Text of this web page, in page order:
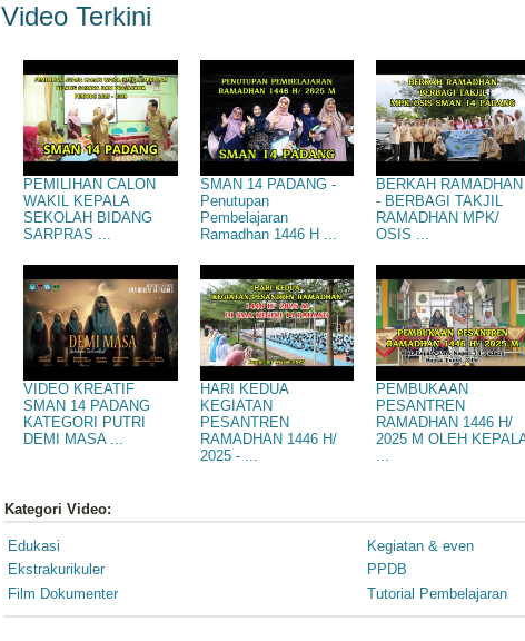
Video Terkini
PEMILIHAN CALON
WAKIL KEPALA
SEKOLAH BIDANG
SARPRAS ...
SMAN 14 PADANG -
Penutupan
Pembelajaran
Ramadhan 1446 H ...
BERKAH RAMADHAN
- BERBAGI TAKJIL
RAMADHAN MPK/
OSIS ...
VIDEO KREATIF
SMAN 14 PADANG
KATEGORI PUTRI
DEMI MASA ...
HARI KEDUA
KEGIATAN
PESANTREN
RAMADHAN 1446 H/
2025 - ...
PEMBUKAAN
PESANTREN
RAMADHAN 1446 H/
2025 M OLEH
Kategori Video:
Edukasi
Ekstrakurikuler
Film Dokumenter
Kegiatan & even
PPDB
Tutorial Pembelajaran